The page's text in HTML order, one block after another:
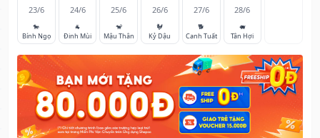
23/6
🐎
Bính Ngọ
24/6
🐐
Đinh Mùi
25/6
🐒
Mậu Thân
26/6
🐓
Kỷ Dậu
27/6
🐕
Canh Tuất
28/6
🐖
Tân Hợi